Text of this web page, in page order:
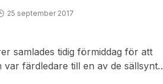
25 september 2017
samlades tidig förmiddag för att
färdledare till en av de sällsynta